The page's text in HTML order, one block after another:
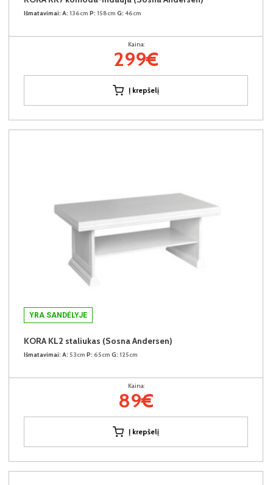
Išmatavimai: A: 136cm P: 158cm G: 46cm
Kaina:
299€
Į krepšelį
YRA SANDĖLYJE
KORA KL2 staliukas (Sosna Andersen)
Išmatavimai: A: 53cm P: 65cm G: 125cm
Kaina:
89€
Į krepšelį